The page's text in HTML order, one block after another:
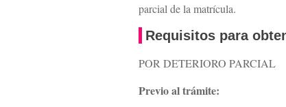
parcial de la matrícula.
Requisitos para
POR DETERIORO PARCIAL
Previo al trámite: